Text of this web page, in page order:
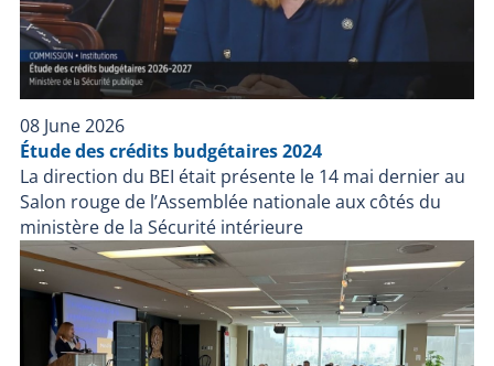
08 June 2026
Étude des crédits budgétaires 2024
La direction du BEI était présente le 14 mai dernier au
Salon rouge de l’Assemblée nationale aux côtés du
ministère de la Sécurité intérieure